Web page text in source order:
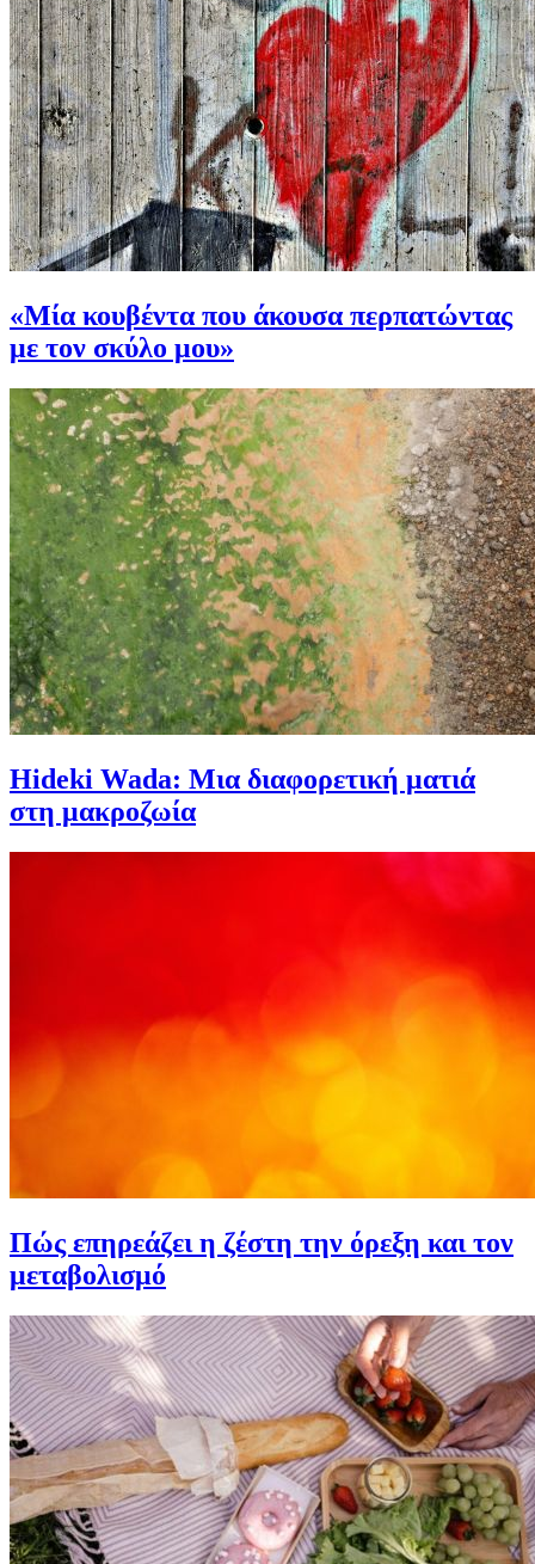
«Μία κουβέντα που άκουσα περπατώντας
με τον σκύλο μου»
Hideki Wada: Μια διαφορετική ματιά
στη μακροζωία
Πώς επηρεάζει η ζέστη την όρεξη και τον
μεταβολισμό